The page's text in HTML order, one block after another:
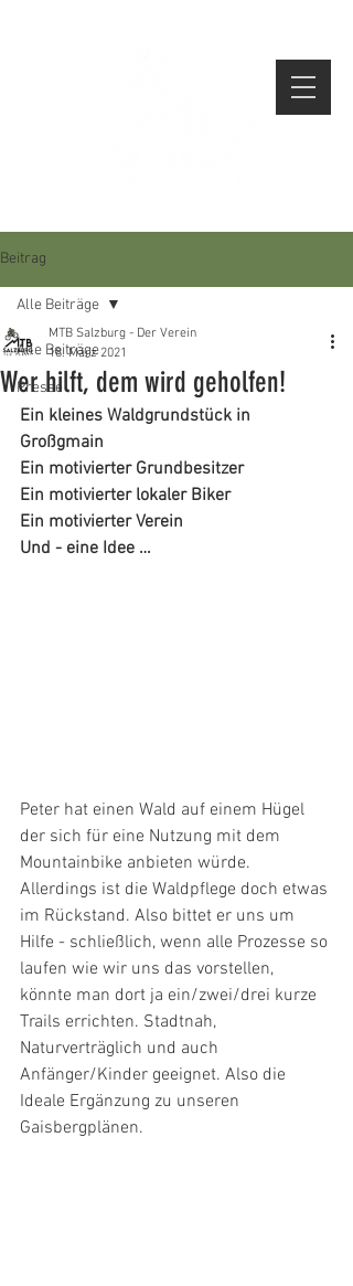
Beitrag
Alle Beiträge
Presse
Alle Beiträge
Wer hilft, dem wird geholfen!
MTB Salzburg - Der Verein
18. März 2021
Ein kleines Waldgrundstück in
Großgmain
Ein motivierter Grundbesitzer
Ein motivierter lokaler Biker
Ein motivierter Verein
Und - eine Idee …
Peter hat einen Wald auf einem Hügel
der sich für eine Nutzung mit dem
Mountainbike anbieten würde.
Allerdings ist die Waldpflege doch etwas
im Rückstand. Also bittet er uns um
Hilfe - schließlich, wenn alle Prozesse so
laufen wie wir uns das vorstellen,
könnte man dort ja ein/zwei/drei kurze
Trails errichten. Stadtnah,
Naturverträglich und auch
Anfänger/Kinder geeignet. Also die
Ideale Ergänzung zu unseren
Gaisbergplänen.